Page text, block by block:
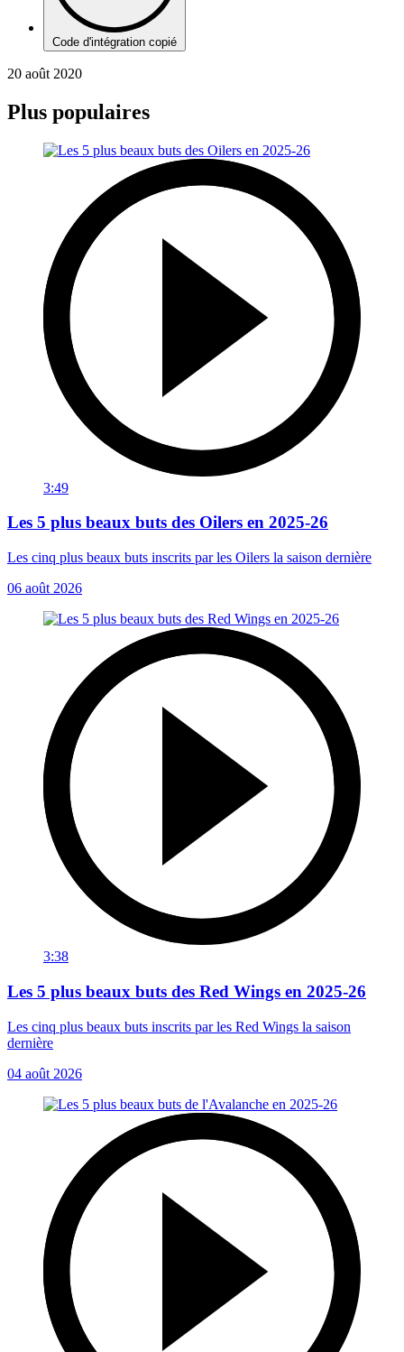
Code d'intégration copié
20 août 2020
Plus populaires
3:49
Les 5 plus beaux buts des Oilers en 2025-26
Les cinq plus beaux buts inscrits par les Oilers la saison dernière
06 août 2026
3:38
Les 5 plus beaux buts des Red Wings en 2025-26
Les cinq plus beaux buts inscrits par les Red Wings la saison
dernière
04 août 2026